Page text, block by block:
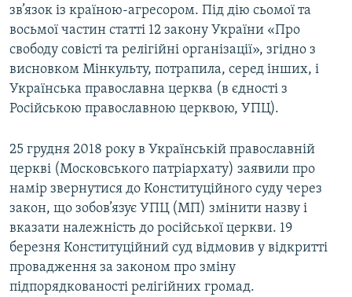
зв’язок із країною-агресором. Під дію сьомої та
восьмої частин статті 12 закону України «Про
свободу совісті та релігійні організації», згідно з
висновком Мінкульту, потрапила, серед інших, і
Українська православна церква (в єдності з
Російською православною церквою, УПЦ).
25 грудня 2018 року в Українській православній
церкві (Московського патріархату) заявили про
намір звернутися до Конституційного суду через
закон, що зобов’язує УПЦ (МП) змінити назву і
вказати належність до російської церкви. 19
березня Конституційний суд відмовив у відкритті
провадження за законом про зміну
підпорядкованості релігійних громад.